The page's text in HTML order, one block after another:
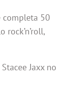
completa 50
Jaxx no